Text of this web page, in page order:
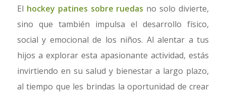
El hockey patines sobre ruedas no solo divierte,
sino que también impulsa el desarrollo físico,
social y emocional de los niños. Al alentar a tus
hijos a explorar esta apasionante actividad, estás
invirtiendo en su salud y bienestar a largo plazo,
al tiempo que les brindas la oportunidad de crear